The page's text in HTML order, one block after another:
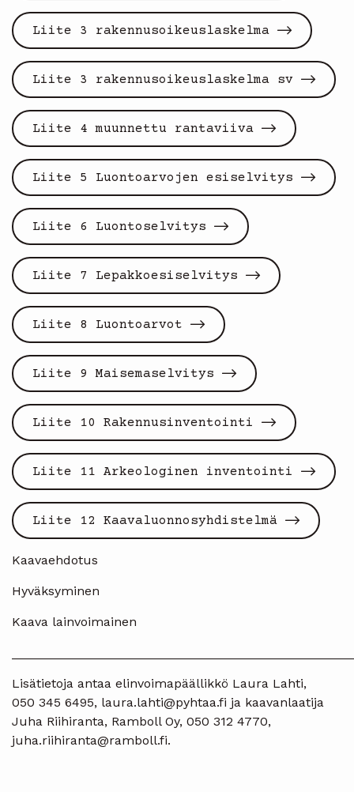
Liite 3 rakennusoikeuslaskelma
Liite 3 rakennusoikeuslaskelma sv
Liite 4 muunnettu rantaviiva
Liite 5 Luontoarvojen esiselvitys
Liite 6 Luontoselvitys
Liite 7 Lepakkoesiselvitys
Liite 8 Luontoarvot
Liite 9 Maisemaselvitys
Liite 10 Rakennusinventointi
Liite 11 Arkeologinen inventointi
Liite 12 Kaavaluonnosyhdistelmä
Kaavaehdotus
Hyväksyminen
Kaava lainvoimainen
Lisätietoja antaa elinvoimapäällikkö Laura Lahti,
050 345 6495, laura.lahti@pyhtaa.fi ja kaavanlaatija
Juha Riihiranta, Ramboll Oy, 050 312 4770,
juha.riihiranta@ramboll.fi.